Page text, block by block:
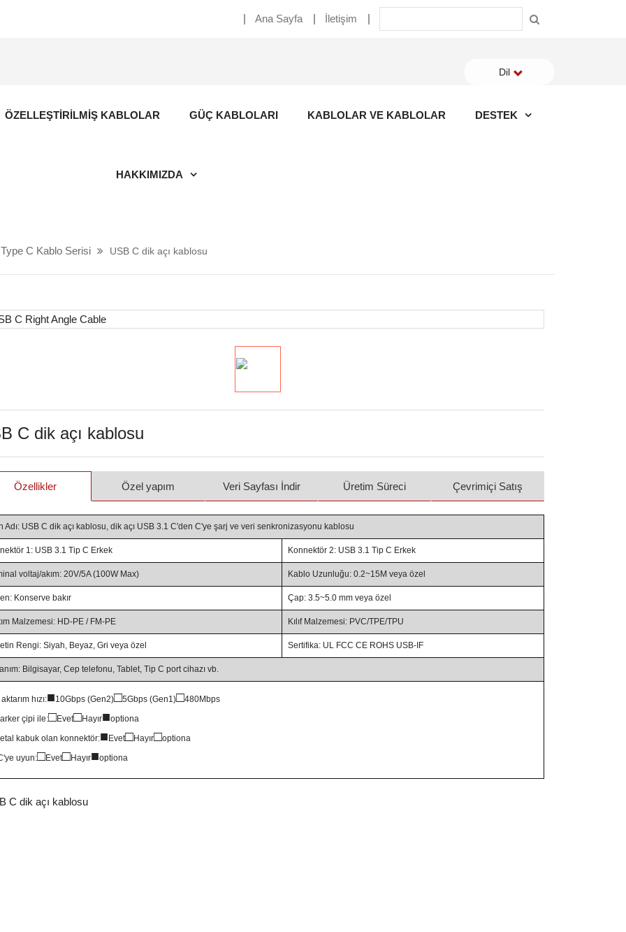
Ana Sayfa İletişim
Dil
ÖZELLEŞTIRILMIŞ KABLOLAR GÜÇ KABLOLARI KABLOLAR VE KABLOLAR DESTEK
HAKKIMIZDA
C Kablo Serisi USB C dik açı kablosu
C dik açı kablosu
Özellikler Özel yapım Veri Sayfası İndir Üretim Süreci Çevrimiçi Satış
Adı: USB C dik açı kablosu, dik açı USB 3.1 C'den C'ye şarj ve veri senkronizasyonu kablosu
1: USB 3.1 Tip C Erkek Konnektör 2: USB 3.1 Tip C Erkek
voltaj/akım: 20V/5A (100W Max) Kablo Uzunluğu: 0.2~15M veya özel
Konserve bakır Çap: 3.5~5.0 mm veya özel
Malzemesi: HD-PE / FM-PE Kılıf Malzemesi: PVC/TPE/TPU
Rengi: Siyah, Beyaz, Gri veya özel Sertifika: UL FCC CE ROHS USB-IF
Bilgisayar, Cep telefonu, Tablet, Tip C port cihazı vb.
hızı:■10Gbps (Gen2)□5Gbps (Gen1)□480Mbps
çipi ile:□Evet□Hayır■optiona
kabuk olan konnektör:■ Evet□Hayır□optiona
uyun:□Evet□Hayır■optiona
C dik açı kablosu